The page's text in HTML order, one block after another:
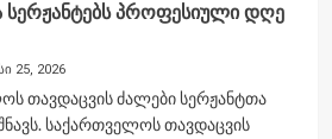
სერჟანტებს პროფესიული დღე
25, 2026
თავდაცვის ძალები სერჟანტთა
საქართველოს თავდაცვის